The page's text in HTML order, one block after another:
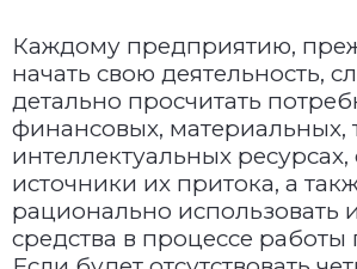
Каждому предприятию,
начать свою деятельность,
детально просчитать
финансовых, материальных,
интеллектуальных
источники их притока, а
рационально использовать
средства в процессе